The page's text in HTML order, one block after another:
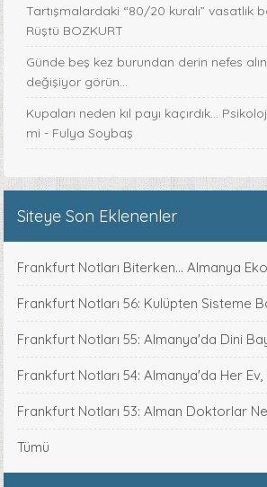
Tartışmalardaki “80/20 kuralı” vasatlık
Rüştü BOZKURT
Günde beş kez burundan derin nefes
değişiyor görün...
Kupaları neden kıl payı kaçırdık…
mi - Fulya Soybaş
Siteye Son Eklenenler
Frankfurt Notları Biterken... Almanya
Frankfurt Notları 56: Kulüpten Sisteme
Frankfurt Notları 55: Almanya'da Dini
Frankfurt Notları 54: Almanya'da Her Ev,
Frankfurt Notları 53: Alman Doktorlar
Tümü